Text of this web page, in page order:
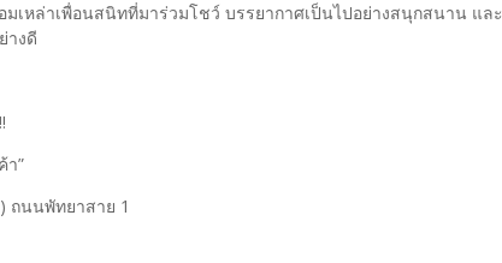
เหล่าเพื่อนสนิทที่มาร่วมโชว์ บรรยากาศเป็นไปอย่างสนุกสนาน และ
างดี
า”
ถนนพัทยาสาย 1